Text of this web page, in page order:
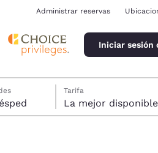
Administrar reservas
Iniciar sesión
1 huésped
Tarifa
La mejor disponible